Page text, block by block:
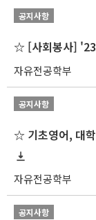
공지사항
자유전공학부
공지사항
☆ 기초영어, 대
자유전공학부
공지사항